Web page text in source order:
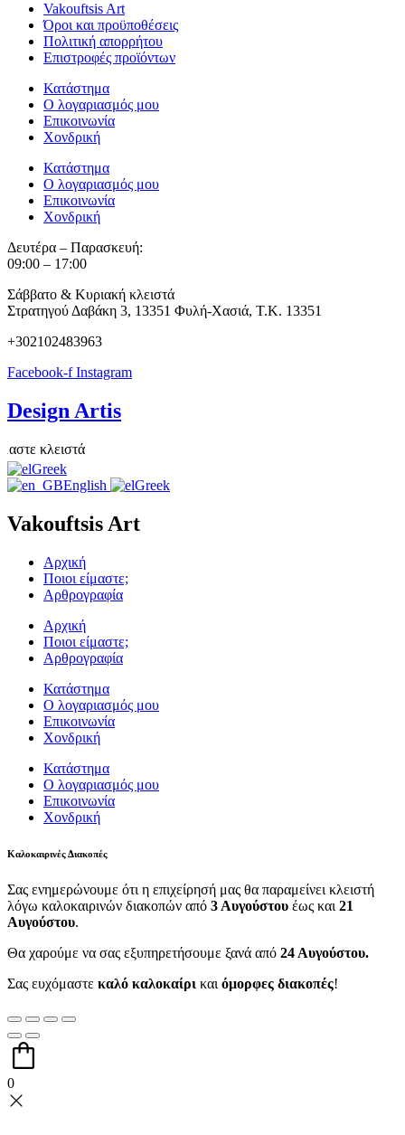
Vakouftsis Art
Όροι και προϋποθέσεις
Πολιτική απορρήτου
Επιστροφές προϊόντων
Κατάστημα
Ο λογαριασμός μου
Επικοινωνία
Χονδρική
Κατάστημα
Ο λογαριασμός μου
Επικοινωνία
Χονδρική
Δευτέρα – Παρασκευή:
09:00 – 17:00
Σάββατο & Κυριακή κλειστά
Στρατηγού Δαβάκη 3, 13351 Φυλή-Χασιά, Τ.Κ. 13351
+302102483963
Facebook-f Instagram
Design Artis
κλειστά
Greek
English
Greek
Vakouftsis Art
Αρχική
Ποιοι είμαστε;
Αρθρογραφία
Αρχική
Ποιοι είμαστε;
Αρθρογραφία
Κατάστημα
Ο λογαριασμός μου
Επικοινωνία
Χονδρική
Κατάστημα
Ο λογαριασμός μου
Επικοινωνία
Χονδρική
Καλοκαιρινές Διακοπές
Σας ενημερώνουμε ότι η επιχείρησή μας θα παραμείνει κλειστή
λόγω καλοκαιρινών διακοπών από 3 Αυγούστου έως και 21
Αυγούστου.
Θα χαρούμε να σας εξυπηρετήσουμε ξανά από 24 Αυγούστου.
Σας ευχόμαστε καλό καλοκαίρι και όμορφες διακοπές!
0